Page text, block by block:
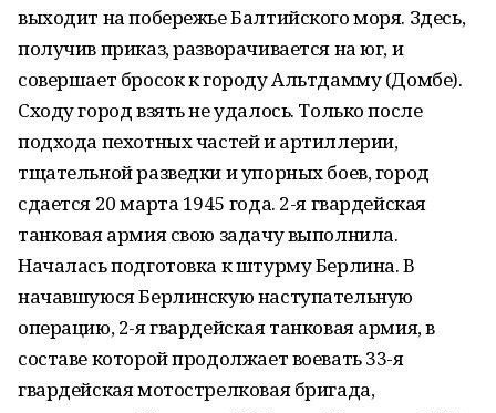
выходит на побережье Балтийского моря. Здесь,
получив приказ, разворачивается на юг, и
совершает бросок к городу Альтдамму (Домбе).
Сходу город взять не удалось. Только после
подхода пехотных частей и артиллерии,
тщательной разведки и упорных боев, город
сдается 20 марта 1945 года. 2-я гвардейская
танковая армия свою задачу выполнила.
Началась подготовка к штурму Берлина. В
начавшуюся Берлинскую наступательную
операцию, 2-я гвардейская танковая армия, в
составе которой продолжает воевать 33-я
гвардейская мотострелковая бригада,